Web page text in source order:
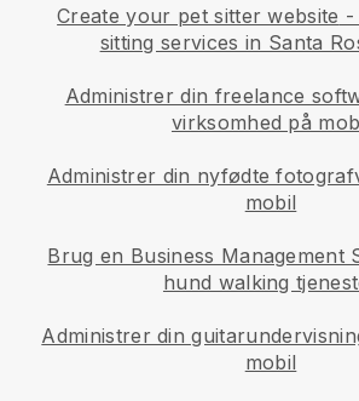
Create your pet sitter website -
sitting services in Santa
Administrer din freelance
virksomhed på
Administrer din nyfødte
mobil
Brug en Business Management
hund walking
Administrer din
mobil